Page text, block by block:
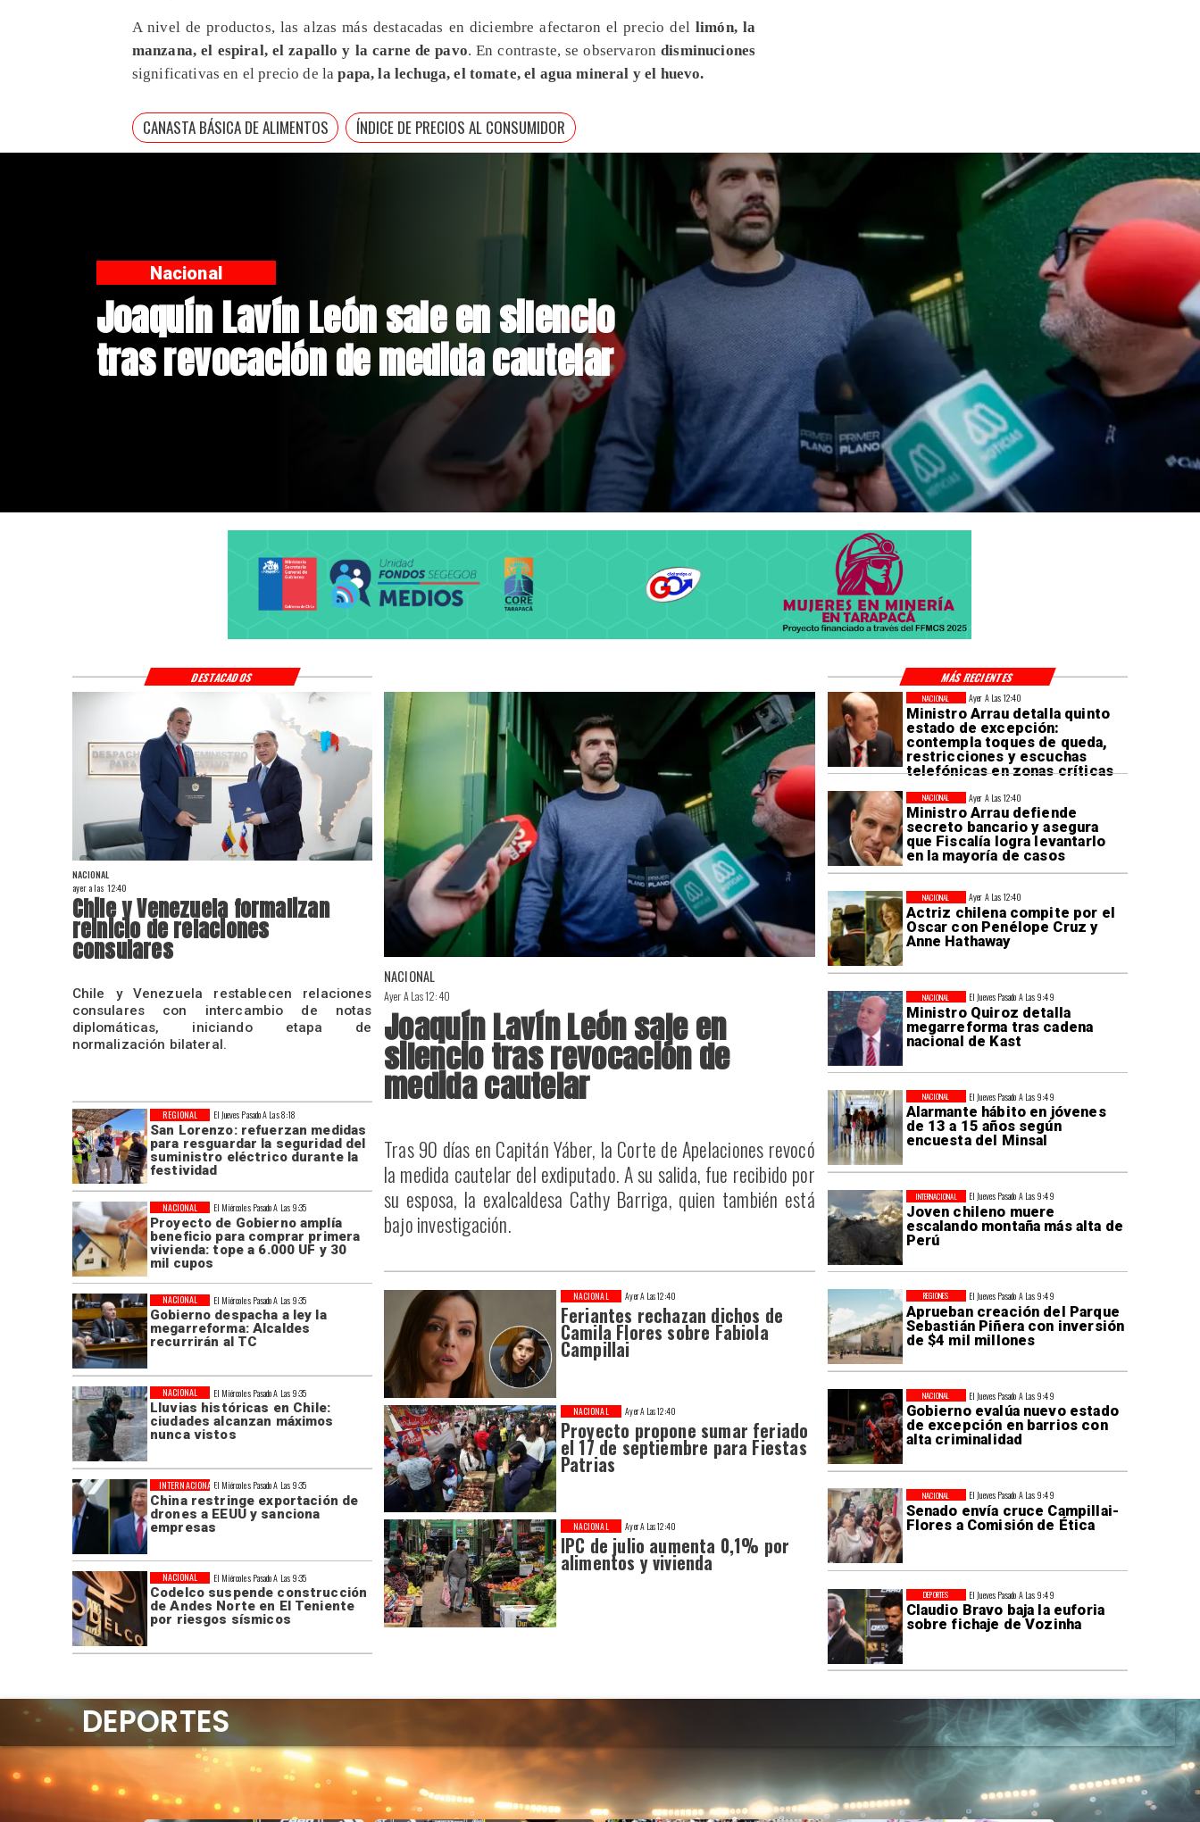
A nivel de productos, las alzas más destacadas en diciembre afectaron el precio del limón, la
manzana, el espiral, el zapallo y la carne de pavo. En contraste, se observaron disminuciones
significativas en el precio de lapapa, la lechuga, el tomate, el agua mineral y el huevo.
CANASTA BÁSICA DE ALIMENTOS ÍNDICE DE PRECIOS AL CONSUMIDOR
Chile y Venezuela formalizan reinicio
de relaciones consulares
Nacional
Ayer A Las 12:40
Ministro Arrau detalla quinto
estado de excepción:
contempla toques de queda,
restricciones y escuchas
telefónicas en zonas críticas
NACIONAL
Ayer A Las 12:40
Ministro Arrau defiende
secreto bancario y asegura
que Fiscalía logra levantarlo
en la mayoría de casos
NACIONAL
Ayer A Las 12:40
Actriz chilena compite por el
Oscar con Penélope Cruz y
Anne Hathaway
NACIONAL
El Jueves Pasado A Las 9:49
Ministro Quiroz detalla
megarreforma tras cadena
nacional de Kast
NACIONAL
El Jueves Pasado A Las 9:49
Alarmante hábito en jóvenes
de 13 a 15 años según
encuesta del Minsal
NACIONAL
El Jueves Pasado A Las 9:49
Joven chileno muere
escalando montaña más alta de
Perú
INTERNACIONAL
El Jueves Pasado A Las 9:49
Aprueban creación del Parque
Sebastián Piñera con inversión
de $4 mil millones
REGIONES
El Jueves Pasado A Las 9:49
Gobierno evalúa nuevo estado
de excepción en barrios con
alta criminalidad
NACIONAL
El Jueves Pasado A Las 9:49
Senado envía cruce Campillai-
Flores a Comisión de Ética
NACIONAL
El Jueves Pasado A Las 9:49
Claudio Bravo baja la euforia
sobre fichaje de Vozinha
DEPORTES
El Jueves Pasado A Las 8:18
San Lorenzo: refuerzan medidas
para resguardar la seguridad del
suministro eléctrico durante la
festividad
REGIONAL
El Miércoles Pasado A Las 9:35
Proyecto de Gobierno amplía
beneficio para comprar primera
vivienda: tope a 6.000 UF y 30
mil cupos
NACIONAL
El Miércoles Pasado A Las 9:35
Gobierno despacha a ley la
megarreforma: Alcaldes
recurrirán al TC
NACIONAL
El Miércoles Pasado A Las 9:35
Lluvias históricas en Chile:
ciudades alcanzan máximos
nunca vistos
NACIONAL
El Miércoles Pasado A Las 9:35
China restringe exportación de
drones a EEUU y sanciona
empresas
INTERNACIONAL
El Miércoles Pasado A Las 9:35
Codelco suspende construcción
de Andes Norte en El Teniente
por riesgos sísmicos
NACIONAL
Ayer A Las 12:40
Feriantes rechazan dichos de
Camila Flores sobre Fabiola
Campillai
NACIONAL
Ayer A Las 12:40
Proyecto propone sumar feriado
el 17 de septiembre para Fiestas
Patrias
NACIONAL
Ayer A Las 12:40
IPC de julio aumenta 0,1% por
alimentos y vivienda
NACIONAL
NACIONAL
ayer a las 12:40
Chile y Venezuela formalizan
reinicio de relaciones
consulares
Chile y Venezuela restablecen relaciones
consulares con intercambio de notas
diplomáticas, iniciando etapa de
normalización bilateral.
NACIONAL
Ayer A Las 12:40
Joaquín Lavín León sale en
silencio tras revocación de
medida cautelar
Tras 90 días en Capitán Yáber, la Corte de Apelaciones revocó
la medida cautelar del exdiputado. A su salida, fue recibido por
su esposa, la exalcaldesa Cathy Barriga, quien también está
bajo investigación.
DESTACADOS MÁS RECIENTES
DEPORTES